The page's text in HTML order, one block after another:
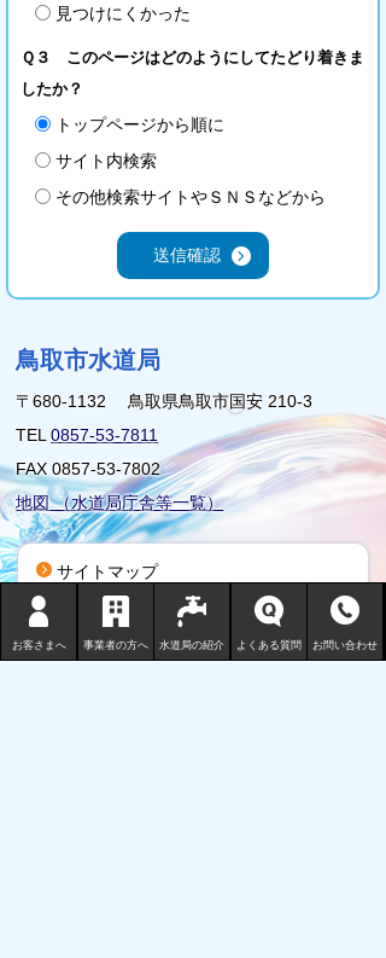
お客さまへ 事業者の方へ 水道局の紹介 よくある質問 お問い合わせ
見つけにくかった
Ｑ３ このページはどのようにしてたどり着きま
したか？
トップページから順に
サイト内検索
その他検索サイトやＳＮＳなどから
鳥取市水道局
〒680-1132 鳥取県鳥取市国安 210-3
TEL0857-53-7811
FAX 0857-53-7802
地図 （水道局庁舎等一覧）
サイトマップ
プライバシーポリシー
リンクについて